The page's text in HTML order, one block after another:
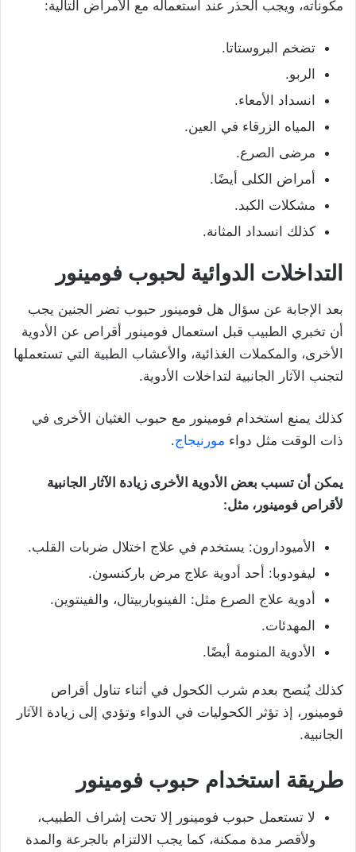
مكوناته، ويجب الحذر عند استعماله مع الأمراض التالية:
تضخم البروستاتا.
الربو.
انسداد الأمعاء.
المياه الزرقاء في العين.
مرضى الصرع.
أمراض الكلى أيضًا.
مشكلات الكبد.
كذلك انسداد المثانة.
التداخلات الدوائية لحبوب فومينور
بعد الإجابة عن سؤال هل فومينور حبوب تضر الجنين يجب
أن تخبري الطبيب قبل استعمال فومينور أقراص عن الأدوية
الأخرى، والمكملات الغذائية، والأعشاب الطبية التي تستعملها
لتجنب الآثار الجانبية لتداخلات الأدوية.
كذلك يمنع استخدام فومينور مع حبوب الغثيان الأخرى في
ذات الوقت مثل دواء مورنيجاج.
يمكن أن تسبب بعض الأدوية الأخرى زيادة الآثار الجانبية
لأقراص فومينور، مثل:
الأميودارون: يستخدم في علاج اختلال ضربات القلب.
ليفودوبا: أحد أدوية علاج مرض باركنسون.
أدوية علاج الصرع مثل: الفينوباربيتال، والفينتوين.
المهدئات.
الأدوية المنومة أيضًا.
كذلك يُنصح بعدم شرب الكحول في أثناء تناول أقراص
فومينور، إذ تؤثر الكحوليات في الدواء وتؤدي إلى زيادة الآثار
الجانبية.
طريقة استخدام حبوب فومينور
لا تستعمل حبوب فومينور إلا تحت إشراف الطبيب،
ولأقصر مدة ممكنة، كما يجب الالتزام بالجرعة والمدة